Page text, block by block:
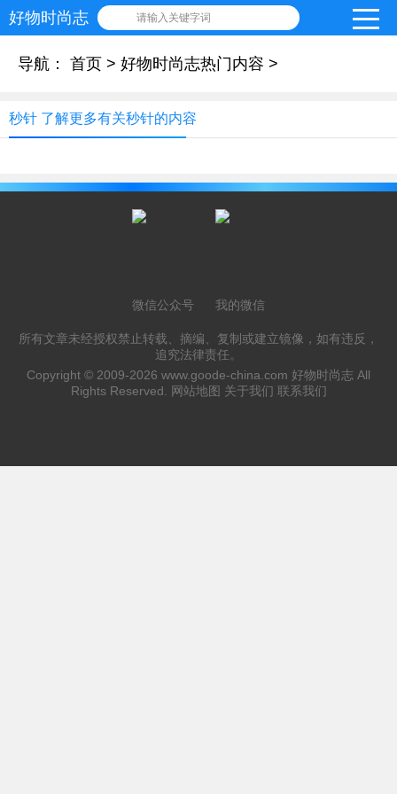
好物时尚志 请输入关键字词
导航： 首页 > 好物时尚志热门内容 >
秒针 了解更多有关秒针的内容
微信公众号 我的微信
所有文章未经授权禁止转载、摘编、复制或建立镜像，如有违反，
追究法律责任。
Copyright © 2009-2026 www.goode-china.com 好物时尚志 All
Rights Reserved.
网站地图 关于我们 联系我们